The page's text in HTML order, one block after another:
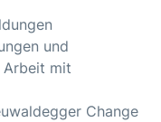
und
Arbeit mit
Change